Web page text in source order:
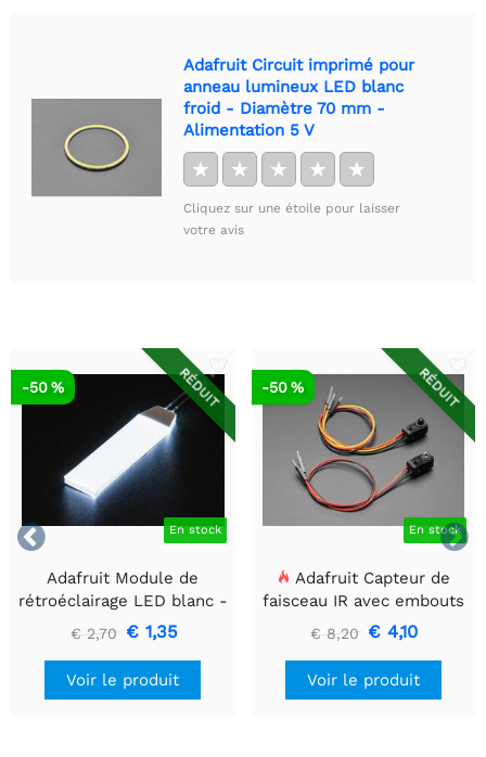
Adafruit Circuit imprimé pour
anneau lumineux LED blanc
froid - Diamètre 70 mm -
Alimentation 5 V
★ ★ ★ ★ ★
Cliquez sur une étoile pour laisser
votre avis


RÉDUIT
En stock
-50 %
Adafruit Module de
rétroéclairage LED blanc -
Petit 12 mm x 40 mm
€ 2,70 € 1,35
Voir le produit
RÉDUIT
En stock
-50 %
Adafruit Capteur de
faisceau IR avec embouts
de câble de qualité
supérieure - LED 5 mm
€ 8,20 € 4,10
Voir le produit